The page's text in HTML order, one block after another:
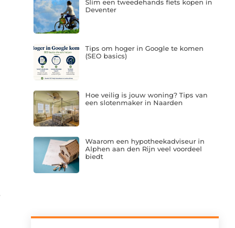
Slim een tweedehands fiets kopen in
Deventer
Tips om hoger in Google te komen
(SEO basics)
Hoe veilig is jouw woning? Tips van
een slotenmaker in Naarden
Waarom een hypotheekadviseur in
Alphen aan den Rijn veel voordeel
biedt